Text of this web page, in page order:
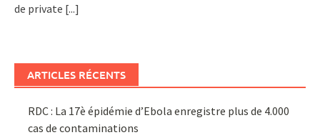
de private [...]
ARTICLES RÉCENTS
RDC : La 17è épidémie d’Ebola enregistre plus de 4.000
cas de contaminations